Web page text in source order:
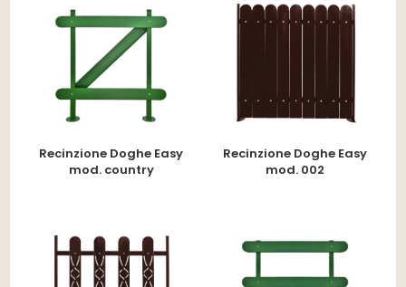
Recinzione Doghe Easy
mod. country
Recinzione Doghe Easy
mod. 002